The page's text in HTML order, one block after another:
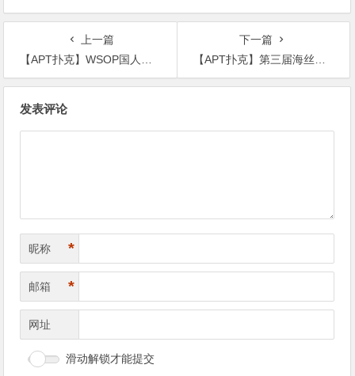
冠有些意外 感谢师傅对我的帮
赛，单挑局显绝对统治力
上一篇
【APT扑克】WSOP国人冠军蒲蔚然与Tony宣布「金手链重大计划」
下一篇
【APT扑克】第三届海丝杯｜54人奖励圈诞生，成功晋级决赛的28人将在厦门MAX纸趣赛区决出冠军最终归属
发表评论
昵称 *
邮箱 *
网址
滑动解锁才能提交